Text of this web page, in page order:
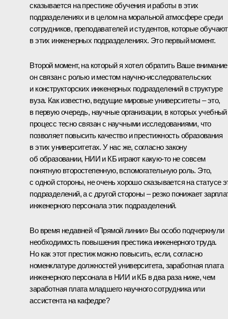
сказывается на престиже обучения и работы в этих
подразделениях и в целом на моральной атмосфере среди
сотрудников, преподавателей и студентов, которые
в этих инженерных подразделениях. Это первый момент.
Второй момент, на который я хотел обратить Ваше
он связан с ролью и местом научно-исследовательских
и конструкторских инженерных подразделений в структуре
вуза. Как известно, ведущие мировые университеты – это,
в первую очередь, научные организации, в которых учебный
процесс тесно связан с научными исследованиями, что
позволяет повысить качество и престижность образования
в этих университетах. У нас же, согласно закону
об образовании, НИИ и КБ играют какую‑то не совсем
понятную второстепенную, вспомогательную роль. Это,
с одной стороны, не очень хорошо сказывается на статусе
подразделений, а с другой стороны – резко понижает
инженерного персонала этих подразделений.
Во время недавней «Прямой линии» Вы особо подчеркнули
необходимость повышения престижа инженерного труда.
Но как этот престиж можно повысить, если, согласно
номенклатуре должностей университета, заработная плата
инженерного персонала в НИИ и КБ в два раза ниже, чем
заработная плата младшего научного сотрудника или
ассистента на кафедре?